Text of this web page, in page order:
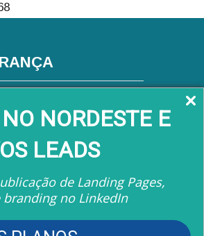
NORDESTE E
LEADS
de Landing Pages,
no LinkedIn